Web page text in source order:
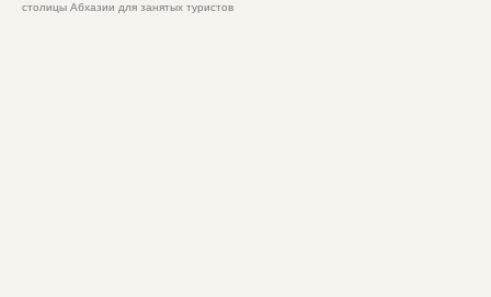
столицы Абхазии для занятых туристов